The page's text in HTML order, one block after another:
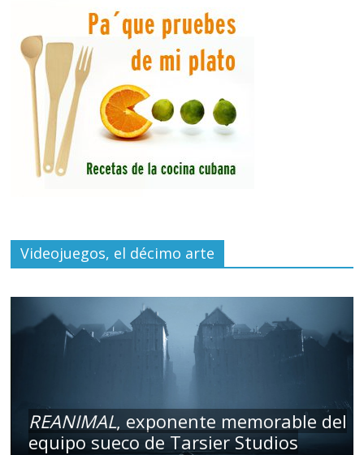
Videojuegos, el décimo arte
REANIMAL, exponente memorable del
equipo sueco de Tarsier Studios